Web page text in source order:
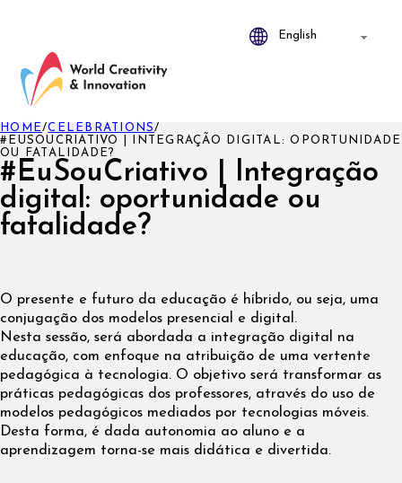
#EuSouCriativo | Integração
digital: oportunidade ou
fatalidade?
HOME/CELEBRATIONS/
#EUSOUCRIATIVO | INTEGRAÇÃO DIGITAL: OPORTUNIDADE
OU FATALIDADE?
O presente e futuro da educação é híbrido, ou seja, uma
conjugação dos modelos presencial e digital.
Nesta sessão, será abordada a integração digital na
educação, com enfoque na atribuição de uma vertente
pedagógica à tecnologia. O objetivo será transformar as
práticas pedagógicas dos professores, através do uso de
modelos pedagógicos mediados por tecnologias móveis.
Desta forma, é dada autonomia ao aluno e a
aprendizagem torna-se mais didática e divertida.